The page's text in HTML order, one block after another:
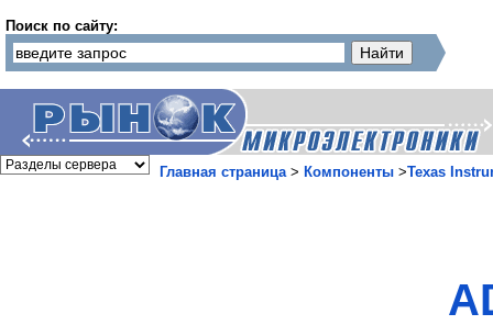
Поиск по сайту:
Главная страница> Компоненты >Texas